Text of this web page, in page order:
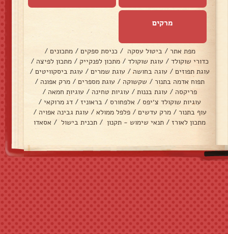
מרקים
מפת אתר / ביטול עסקה / כניסת ספקים / מתכונים /
כדורי שוקולד / עוגת שוקולד / מתכון לפנקייק / מתכון לפיצה /
עוגת תפוזים / עוגה בחושה / עוגת שמרים / עוגת ביסקוויטים /
תפוח אדמה בתנור / שקשוקה / עוגת מספרים / מרק אפונה /
פריקסה / עוגת בננות / עוגיות טחינה / עוגיות חמאה /
עוגיות שוקולד צ׳יפס / אלפחורס / בראוניז / דג מרוקאי /
עוף בתנור / מרק עדשים / פלפל ממולא / עוגת גבינה אפויה /
מתכון לאורז / תנאי שימוש - תקנון / תכנית בישול / אסאדו